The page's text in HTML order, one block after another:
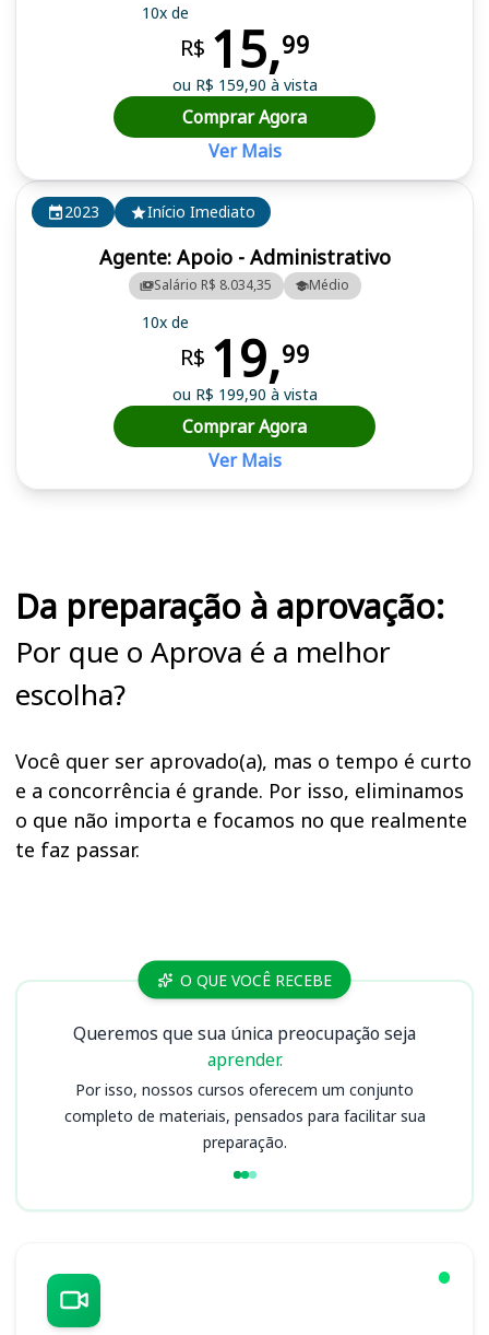
2023 Início Imediato
Agente: Apoio - Administrativo
Salário R$ 8.034,35 Médio
10x de
R$ 19,99
ou R$ 199,90 à vista
Comprar Agora
Ver Mais
10x de
R$ 15,99
ou R$ 159,90 à vista
Comprar Agora
Ver Mais
Da preparação à aprovação:
Por que o Aprova é a melhor
escolha?
Você quer ser aprovado(a), mas o tempo é curto
e a concorrência é grande. Por isso, eliminamos
o que não importa e focamos no que realmente
te faz passar.
Cursos MP AMO QUE VOCÊ RECEBE
Queremos que sua única preocupação seja
aprender.
Por isso, nossos cursos oferecem um conjunto
completo de materiais, pensados para facilitar sua
preparação.